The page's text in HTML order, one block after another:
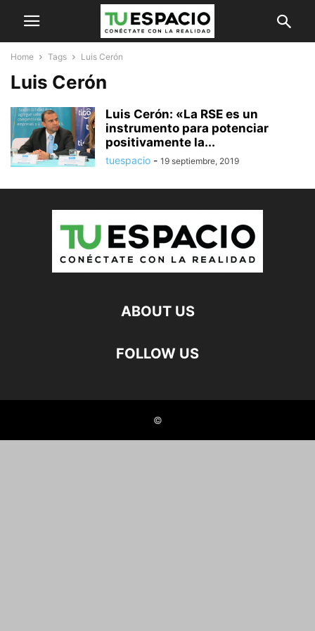
Home Tags Luis Cerón
Luis Cerón
Luis Cerón: «La RSE es un
instrumento para potenciar
positivamente la...
tuespacio - 19 septiembre, 2019
ABOUT US
FOLLOW US
©